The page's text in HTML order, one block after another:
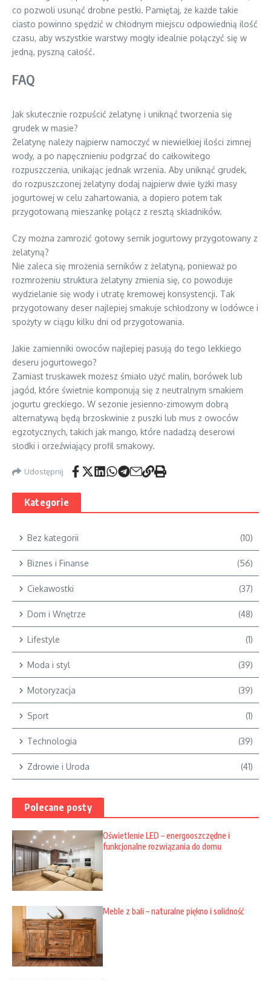
co pozwoli usunąć drobne pestki. Pamiętaj, że każde takie
ciasto powinno spędzić w chłodnym miejscu odpowiednią ilość
czasu, aby wszystkie warstwy mogły idealnie połączyć się w
jedną, pyszną całość.
FAQ
Jak skutecznie rozpuścić żelatynę i uniknąć tworzenia się
grudek w masie?
Żelatynę należy najpierw namoczyć w niewielkiej ilości zimnej
wody, a po napęcznieniu podgrzać do całkowitego
rozpuszczenia, unikając jednak wrzenia. Aby uniknąć grudek,
do rozpuszczonej żelatyny dodaj najpierw dwie łyżki masy
jogurtowej w celu zahartowania, a dopiero potem tak
przygotowaną mieszankę połącz z resztą składników.
Czy można zamrozić gotowy sernik jogurtowy przygotowany z
żelatyną?
Nie zaleca się mrożenia serników z żelatyną, ponieważ po
rozmrożeniu struktura żelatyny zmienia się, co powoduje
wydzielanie się wody i utratę kremowej konsystencji. Tak
przygotowany deser najlepiej smakuje schłodzony w lodówce i
spożyty w ciągu kilku dni od przygotowania.
Jakie zamienniki owoców najlepiej pasują do tego lekkiego
deseru jogurtowego?
Zamiast truskawek możesz śmiało użyć malin, borówek lub
jagód, które świetnie komponują się z neutralnym smakiem
jogurtu greckiego. W sezonie jesienno-zimowym dobrą
alternatywą będą brzoskwinie z puszki lub mus z owoców
egzotycznych, takich jak mango, które nadadzą deserowi
słodki i orzeźwiający profil smakowy.
Udostępnij
Kategorie
Bez kategorii (10)
Biznes i Finanse (56)
Ciekawostki (37)
Dom i Wnętrze (48)
Lifestyle (1)
Moda i styl (39)
Motoryzacja (39)
Sport (1)
Technologia (39)
Zdrowie i Uroda (41)
Polecane posty
Oświetlenie LED – energooszczędne i
funkcjonalne rozwiązania do domu
Meble z bali – naturalne piękno i solidność